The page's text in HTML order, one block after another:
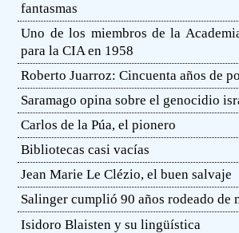
fantasmas
Uno de los miembros de la
para la CIA en 1958
Roberto Juarroz: Cincuenta años de
Saramago opina sobre el genocidio
Carlos de la Púa, el pionero
Bibliotecas casi vacías
Jean Marie Le Clézio, el buen salvaje
Salinger cumplió 90 años rodeado de
Isidoro Blaisten y su lingüística